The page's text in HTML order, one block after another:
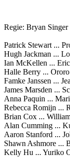
Regie: Bryan Singer
Patrick Stewart ...
Hugh Jackman ...
Ian McKellen ...
Halle Berry ...
Famke Janssen ...
James Marsden ...
Anna Paquin ...
Rebecca Romijn ...
Brian Cox ...
Alan Cumming ...
Aaron Stanford ...
Shawn Ashmore ...
Kelly Hu ... Yuriko